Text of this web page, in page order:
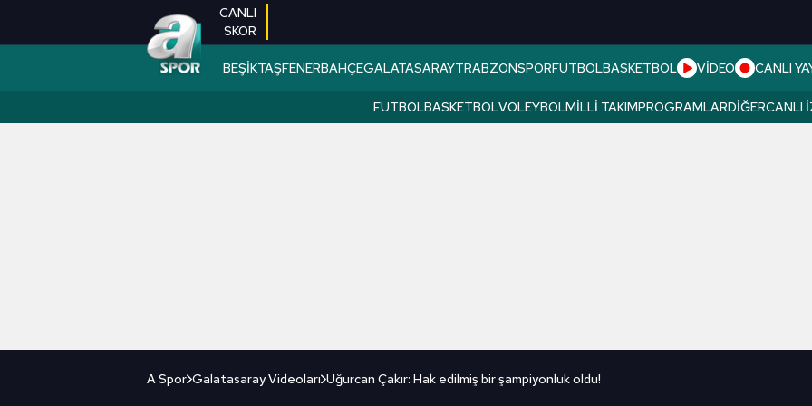
CANLI
SKOR
BEŞİKTAŞFENERBAHÇEGALATASARAYTRABZONSPORFUTBOLBASKETBOL VİDEO CANLI
FUTBOLBASKETBOLVOLEYBOLMILLI TAKIMPROGRAMLARDIĞERCANLI
A Spor Galatasaray Videoları Uğurcan Çakır: Hak edilmiş bir şampiyonluk oldu!